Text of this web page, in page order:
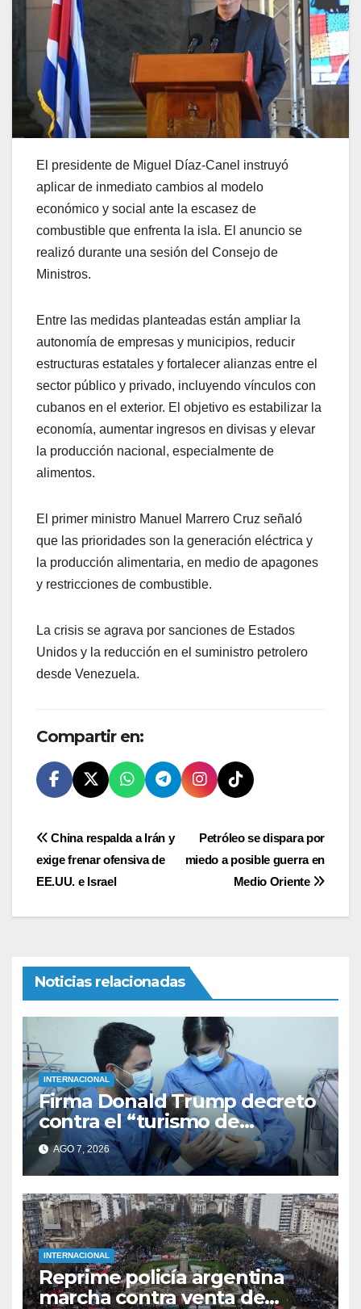
El presidente de Miguel Díaz-Canel instruyó
aplicar de inmediato cambios al modelo
económico y social ante la escasez de
combustible que enfrenta la isla. El anuncio se
realizó durante una sesión del Consejo de
Ministros.
Entre las medidas planteadas están ampliar la
autonomía de empresas y municipios, reducir
estructuras estatales y fortalecer alianzas entre el
sector público y privado, incluyendo vínculos con
cubanos en el exterior. El objetivo es estabilizar la
economía, aumentar ingresos en divisas y elevar
la producción nacional, especialmente de
alimentos.
El primer ministro Manuel Marrero Cruz señaló
que las prioridades son la generación eléctrica y
la producción alimentaria, en medio de apagones
y restricciones de combustible.
La crisis se agrava por sanciones de Estados
Unidos y la reducción en el suministro petrolero
desde Venezuela.
Compartir en:
Navegación
de
entradas
Petróleo se dispara por
miedo a posible guerra en
Medio Oriente
China respalda a Irán y
exige frenar ofensiva de
EE.UU. e Israel
Noticias relacionadas
INTERNACIONAL
Firma Donald Trump decreto
contra el “turismo de
nacimiento”
AGO 7, 2026
INTERNACIONAL
Reprime policía argentina
marcha contra venta de